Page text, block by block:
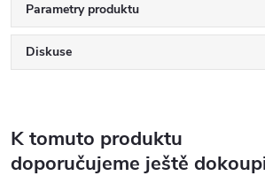
Parametry produktu
Diskuse
K tomuto produktu
doporučujeme ještě